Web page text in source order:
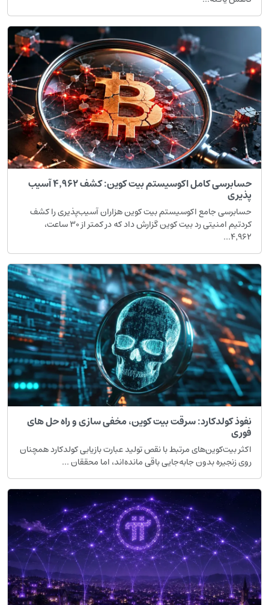
حسابرسی کامل اکوسیستم بیت کوین: کشف ۴٬۹۶۲ آسیب
جامع اکوسیستم بیت کوین هزاران آسیب‌پذیری را کشف
کردتیم امنیتی رد بیت کوین گزارش داد که در کمتر از ۳۰ ساعت،
کولدکارد: سرقت بیت کوین، مخفی سازی و راه حل های
بیت‌کوین‌های مرتبط با نقص تولید عبارت بازیابی کولدکارد همچنان
زنجیره بدون جابه‌جایی باقی مانده‌اند، اما محققان ...